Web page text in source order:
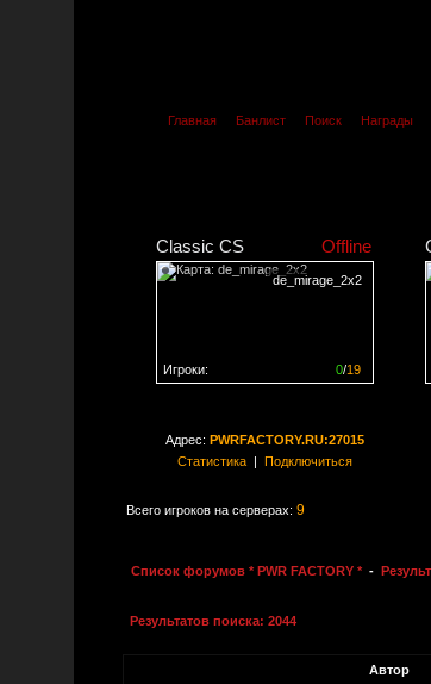
Главная Банлист Поиск Награды
Classic CS Offline
de_mirage_2x2
0/19
Игроки:
Адрес: PWRFACTORY.RU:27015
Статистика| Подключиться
Всего игроков на серверах: 9
Список форумов * PWR FACTORY * -
Результатов поиска: 2044
Автор